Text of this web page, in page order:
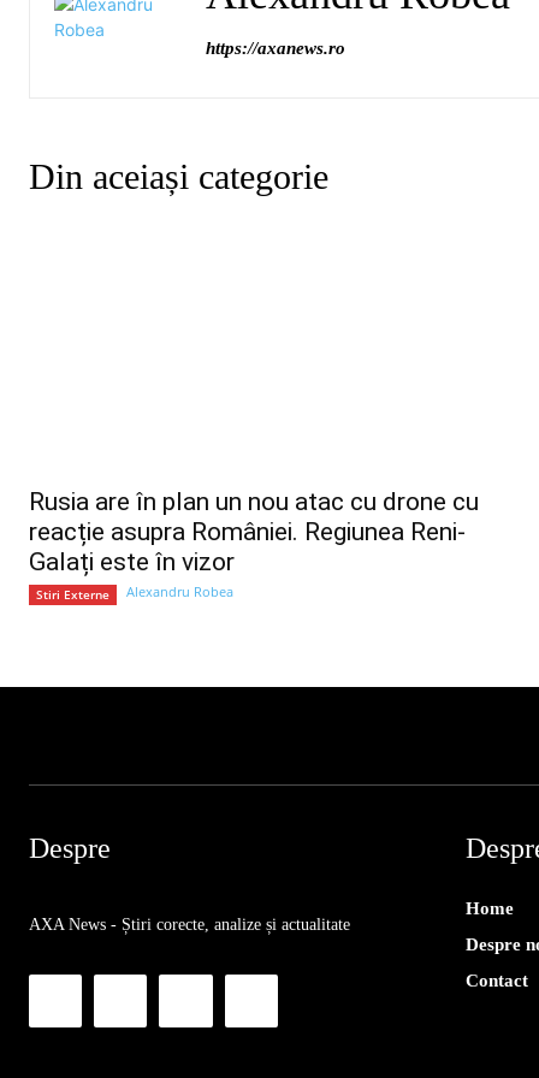
https://axanews.ro
Din aceiași categorie
Rusia are în plan un nou atac cu drone cu
reacție asupra României. Regiunea Reni-
Galați este în vizor
Stiri Externe Alexandru Robea
Despre
AXA News - Știri corecte, analize și actualitate
Home
Despre
Contact